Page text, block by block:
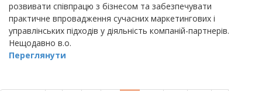
розвивати співпрацю з бізнесом та забезпечувати
практичне впровадження сучасних маркетингових і
управлінських підходів у діяльність компаній-партнерів.
Нещодавно в.о.
Переглянути